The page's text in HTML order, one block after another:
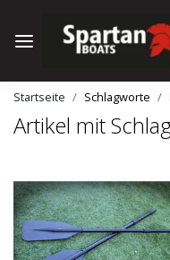
Startseite Schlagworte
Artikel mit